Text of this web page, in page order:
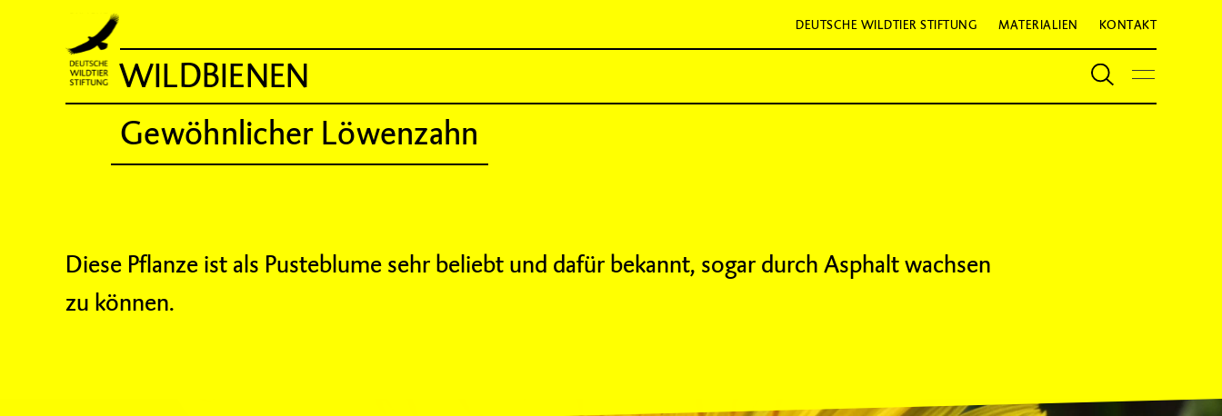
DEUTSCHE WILDTIER STIFTUNG MATERIALIEN KONTAKT
WILDBIENEN
Gewöhnlicher Löwenzahn
Diese Pflanze ist als Pusteblume sehr beliebt und dafür bekannt, sogar durch Asphalt wachsen
zu können.